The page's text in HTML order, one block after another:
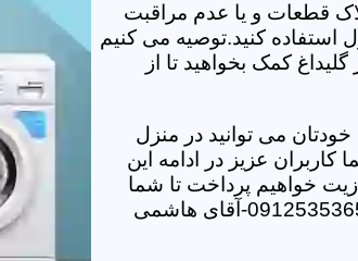
قطعات و یا عدم مراقبت
استفاده کنید.توصیه می کنیم
کمک بخواهید تا از
می توانید در منزل
عزیز در ادامه این
خواهیم پرداخت تا شما